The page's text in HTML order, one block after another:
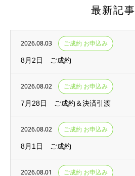
最新記事
2026.08.03 ご成約 お申込み
8月2日 ご成約
2026.08.02 ご成約 お申込み
7月28日 ご成約＆決済引渡
2026.08.02 ご成約 お申込み
8月1日 ご成約
2026.08.01 ご成約 お申込み